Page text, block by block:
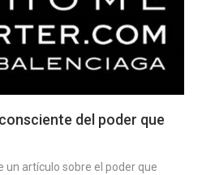
del poder que
un artículo sobre el poder que